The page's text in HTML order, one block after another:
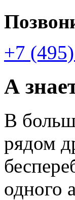
+7
А
В
рядом
одного